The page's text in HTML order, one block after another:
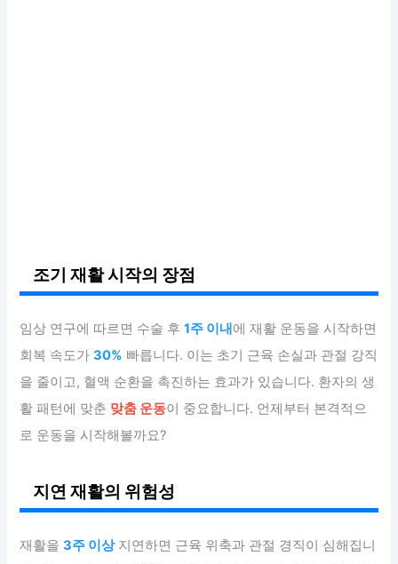
조기 재활 시작의 장점
임상 연구에 따르면 수술 후1주 이내에 재활 운동을 시작하면
회복 속도가30% 빠릅니다. 이는 초기 근육 손실과 관절 강직
을 줄이고, 혈액 순환을 촉진하는 효과가 있습니다. 환자의 생
활 패턴에 맞춘 맞춤 운동이 중요합니다. 언제부터 본격적으
로 운동을 시작해볼까요?
지연 재활의 위험성
재활을3주 이상지연하면 근육 위축과 관절 경직이 심해집니